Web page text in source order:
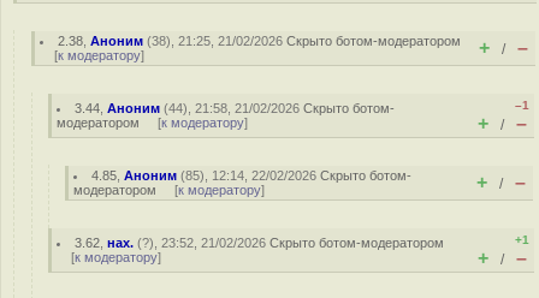
2.38 ,Аноним (38), 21:25, 21/02/2026Скрыто ботом-модератором
[к модератору] + / –
3.44 ,Аноним (44), 21:58, 21/02/2026Скрыто ботом-
модератором [к модератору]
–1
+ / –
4.85 ,Аноним (85), 12:14, 22/02/2026Скрыто ботом-
модератором [к модератору] + / –
3.62 ,нах. (?), 23:52, 21/02/2026Скрыто ботом-модератором
[к модератору]
+1
+ / –